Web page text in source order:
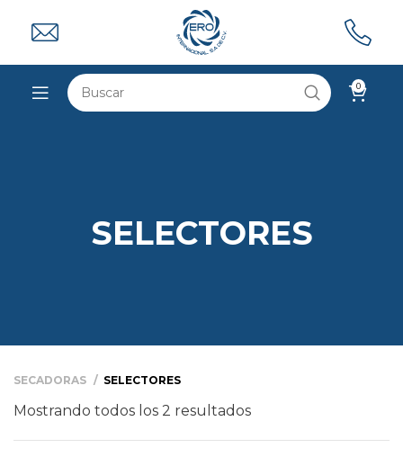
0
SELECTORES
SECADORAS SELECTORES
Mostrando todos los 2 resultados